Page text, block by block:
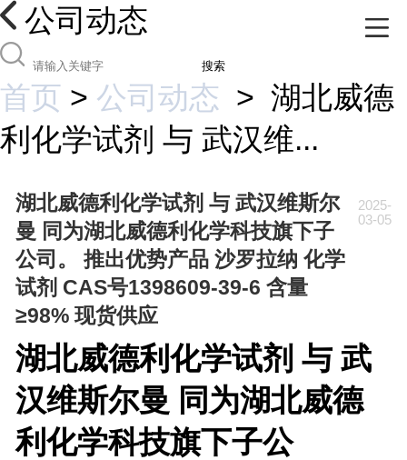
公司动态
搜索
首页 > 公司动态 > 湖北威德
利化学试剂 与 武汉维...
湖北威德利化学试剂 与 武汉维斯尔
曼 同为湖北威德利化学科技旗下子
公司。 推出优势产品 沙罗拉纳 化学
试剂 CAS号1398609-39-6 含量
≥98% 现货供应
2025-
03-05
湖北威德利化学试剂 与 武
汉维斯尔曼 同为湖北威德
利化学科技旗下子公